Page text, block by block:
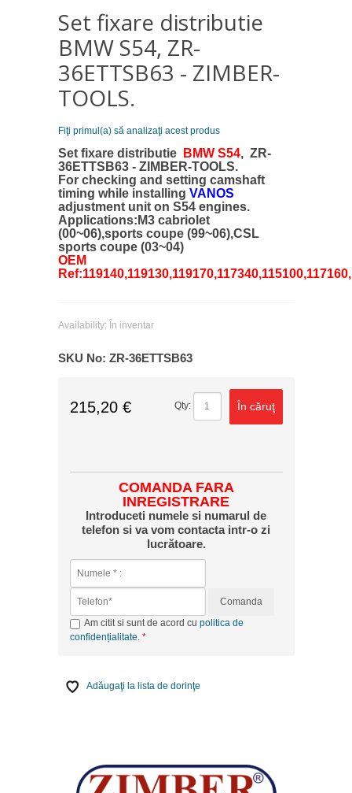
Set fixare distributie
BMW S54, ZR-
36ETTSB63 - ZIMBER-
TOOLS.
Fiţi primul(a) să analizaţi acest produs
Set fixare distributie BMW S54, ZR-
36ETTSB63 - ZIMBER-TOOLS.
For checking and setting camshaft
timing while installing VANOS
adjustment unit on S54 engines.
Applications:M3 cabriolet
(00~06),sports coupe (99~06),CSL
sports coupe (03~04)
OEM
Availability: În inventar
SKU No: ZR-36ETTSB63
215,20 € Qty: În căruţ
COMANDA FARA
INREGISTRARE
Introduceti numele si numarul de
telefon si va vom contacta intr-o zi
lucrătoare.
Comanda
Am citit si sunt de acord cu politica de
confidențialitate.
Adăugaţi la lista de dorinţe